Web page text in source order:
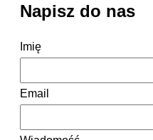
Napisz do nas
Imię
Email